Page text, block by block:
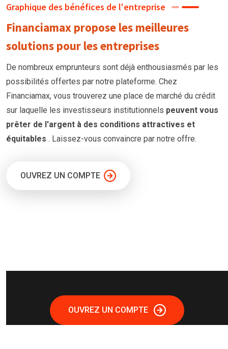
Graphique des bénéfices de l'entreprise
Financiamax propose les meilleures
solutions pour les entreprises
De nombreux emprunteurs sont déjà enthousiasmés par les
possibilités offertes par notre plateforme. Chez
Financiamax, vous trouverez une place de marché du crédit
sur laquelle les investisseurs institutionnels peuvent vous
prêter de l'argent à des conditions attractives et
équitables . Laissez-vous convaincre par notre offre.
OUVREZ UN COMPTE
OUVREZ UN COMPTE